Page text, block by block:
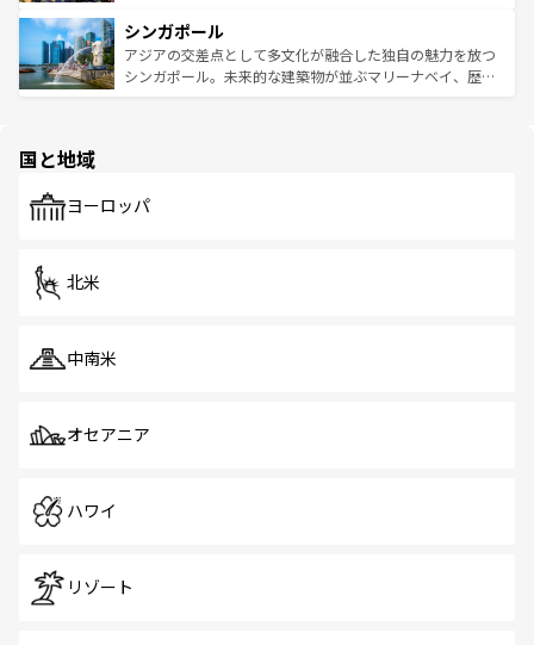
参照してほしい。
激する。気候は一年中温暖で、どの季節にも異なる楽しみ
が待っている。親しみやすいタイの人々、仏教を中心とし
た文化、そして多様な観光資源が、訪れる旅人を魅了し続
み、どこを訪れても感動するはず。観光スポットが密集し
ており、効率よく見どころを回れるのも魅力。息をのむよ
うな絶景から文化的な体験まで、香港を存分に楽しみ尽く
シンガポール
アジアの交差点として多文化が融合した独自の魅力を放つ
シンガポール。未来的な建築物が並ぶマリーナベイ、歴史
で、ホーカーズは地元の風情を楽しめる外せないスポット
国と地域
ヨーロッパ
北米
中南米
オセアニア
ハワイ
リゾート